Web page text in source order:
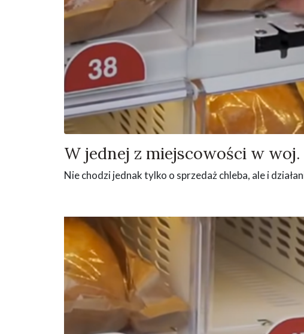
W jednej z miejscowości w
Nie chodzi jednak tylko o sprzedaż chleba, ale i